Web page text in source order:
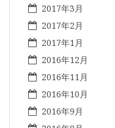
2017年3月
2017年2月
2017年1月
2016年12月
2016年11月
2016年10月
2016年9月